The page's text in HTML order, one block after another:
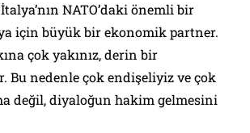
NATO’daki önemli bir
için büyük bir ekonomik partner.
çok yakınız, derin bir
Bu nedenle çok endişeliyiz ve çok
değil, diyaloğun hakim gelmesini